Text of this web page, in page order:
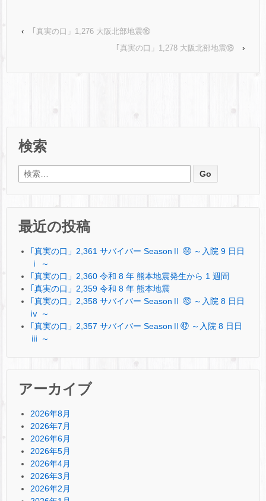
‹
｢真実の口」1,276 大阪北部地震⑯
｢真実の口」1,278 大阪北部地震⑱
›
検索
検索:
最近の投稿
｢真実の口」2,361 サバイバー SeasonⅡ ㊹ ～入院 9 日日
ⅰ ～
｢真実の口」2,360 令和 8 年 熊本地震発生から 1 週間
｢真実の口」2,359 令和 8 年 熊本地震
｢真実の口」2,358 サバイバー SeasonⅡ ㊸ ～入院 8 日日
ⅳ ～
｢真実の口」2,357 サバイバー SeasonⅡ㊷ ～入院 8 日日
ⅲ ～
アーカイブ
2026年8月
2026年7月
2026年6月
2026年5月
2026年4月
2026年3月
2026年2月